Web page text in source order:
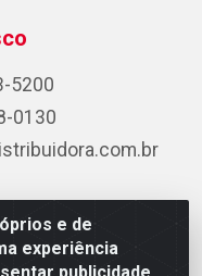
e de
experiência
5200
0130
de Campos, 42 -
CEP 20.920-410 -